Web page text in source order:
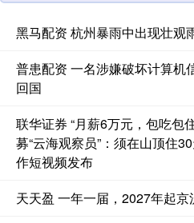
黑马配资 杭州暴雨中出现壮观
普患配资 一名涉嫌破坏计算机
回国
联华证券 “月薪6万元，包吃包
募“云海观察员”：须在山顶住
作短视频发布
天天盈 一年一届，2027年起